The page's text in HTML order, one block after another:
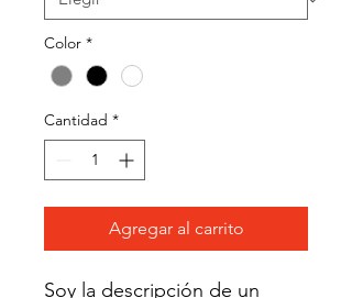
Color *
Cantidad *
Agregar al carrito
Soy la descripción de un